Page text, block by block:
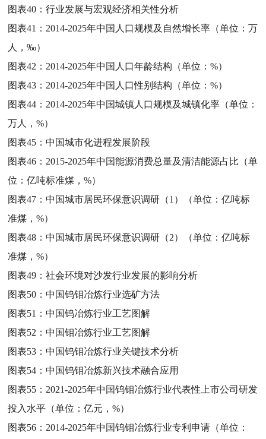
图表40：行业发展与宏观经济相关性分析
图表41： 2014-2025年中国人口规模及自然增长率（单位：万
人，‰）
图表42： 2014-2025年中国人口年龄结构（单位：%）
图表43： 2014-2025年中国人口性别结构（单位：%）
图表44： 2014-2025年中国城镇人口规模及城镇化率（单位：
万人，%）
图表45：中国城市化进程发展阶段
图表46： 2015-2025年中国能源消费总量及清洁能源占比（单
位：亿吨标准煤，%）
图表47：中国城市居民环保意识调研（1）（单位：亿吨标
准煤，%）
图表48：中国城市居民环保意识调研（2）（单位：亿吨标
准煤，%）
图表49：社会环境对沙发行业发展的影响分析
图表50：中国钨钼冶炼行业选矿方法
图表51：中国钨冶炼行业工艺图解
图表52：中国钼冶炼行业工艺图解
图表53：中国钨钼冶炼行业关键技术分析
图表54：中国钨钼冶炼新兴技术融合应用
图表55： 2021-2025年中国钨钼冶炼行业代表性上市公司研发
投入水平（单位：亿元，%）
图表56： 2014-2025年中国钨钼冶炼行业专利申请（单位：